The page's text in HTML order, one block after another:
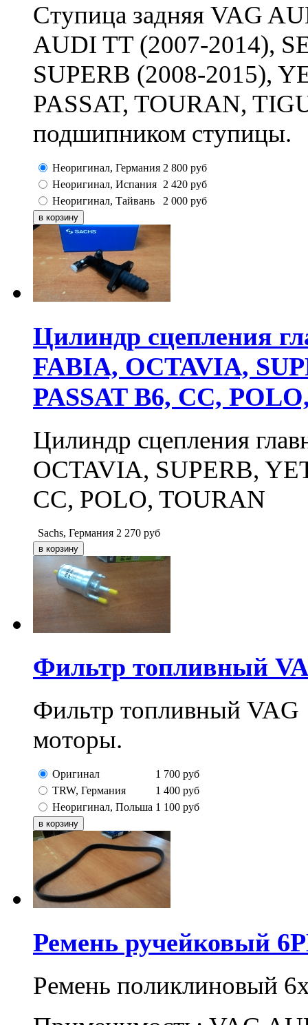
Ступица задняя VAG
AUDI TT (2007-2014),
SUPERB (2008-2015),
PASSAT, TOURAN,
подшипником ступицы.
Неоригинал, Германия 2 800 руб
Неоригинал, Испания 2 420 руб
Неоригинал, Тайвань
2 000 руб
Цилиндр сцепления
FABIA, OCTAVIA,
PASSAT B6, CC,
Цилиндр сцепления
OCTAVIA, SUPERB,
CC, POLO, TOURAN
Sachs, Германия 2 270 руб
Фильтр топливный
Фильтр топливный
моторы.
Оригинал 1 700 руб
TRW, Германия
1 400 руб
Неоригинал, Польша 1 100 руб
Ремень ручейковый
Ремень поликлиновый